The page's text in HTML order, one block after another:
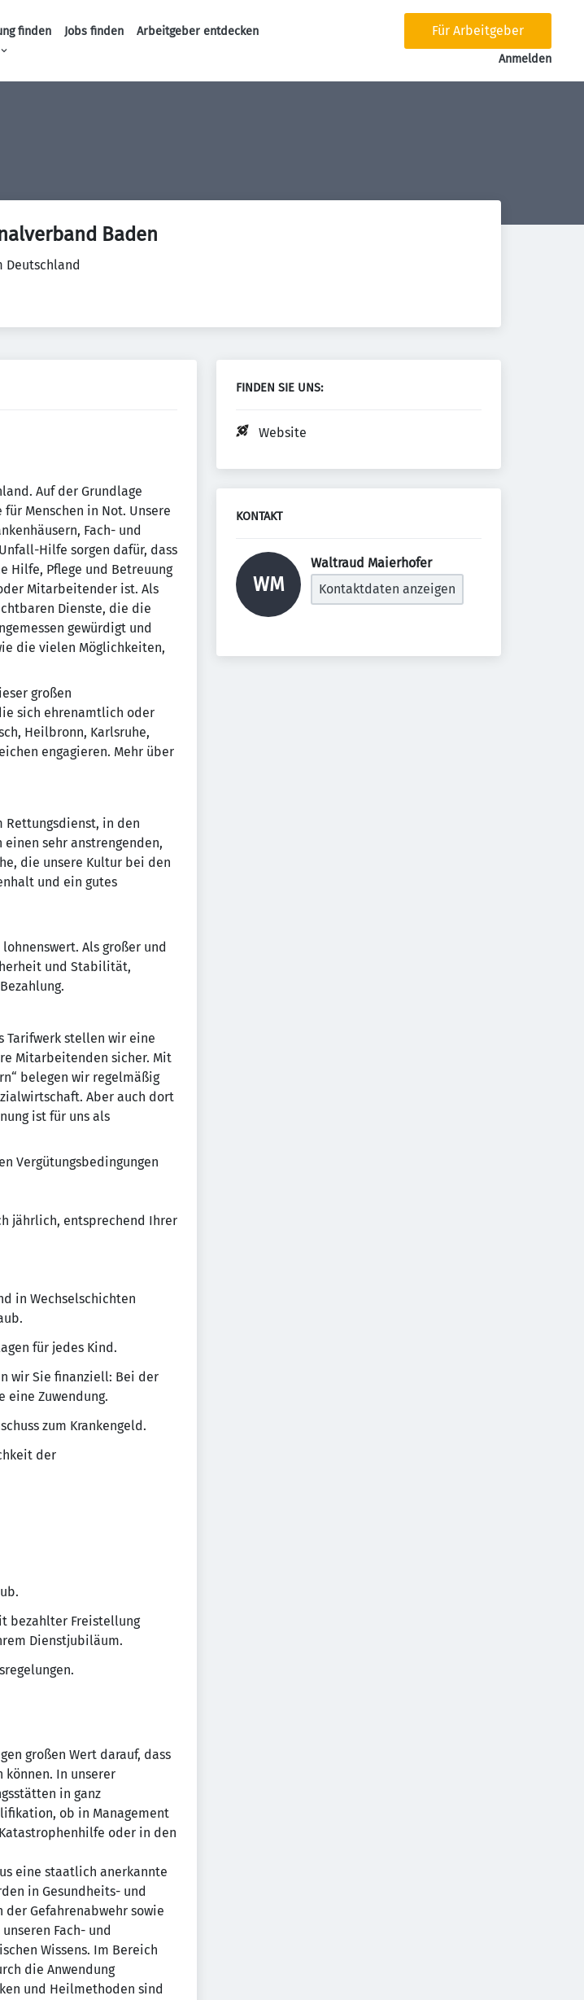
finden Jobs finden
Arbeitgeber entdecken
Für Arbeitgeber
Anmelden
Baden
Deutschland
Auf der Grundlage
Menschen in Not. Unsere
Fach- und
Hilfe sorgen dafür, dass
Hilfe, Pflege und Betreuung
Mitarbeitender ist. Als
Dienste, die die
gewürdigt und
die vielen Möglichkeiten,
großen
sich ehrenamtlich oder
Heilbronn, Karlsruhe,
engagieren. Mehr über
in den
sehr anstrengenden,
die unsere Kultur bei den
und ein gutes
Als großer und
und Stabilität,
Tarifwerk stellen wir eine
Mitarbeitenden sicher. Mit
belegen wir regelmäßig
Aber auch dort
ist für uns als
Vergütungsbedingungen
jährlich, entsprechend Ihrer
in Wechselschichten
für jedes Kind.
wir Sie finanziell: Bei der
eine Zuwendung.
zum Krankengeld.
der
bezahlter Freistellung
Dienstjubiläum.
großen Wert darauf, dass
In unserer
in ganz
ob in Management
oder in den
eine staatlich anerkannte
in Gesundheits- und
der Gefahrenabwehr sowie
Fach- und
Wissens. Im Bereich
die Anwendung
und Heilmethoden sind
FINDEN SIE UNS:
Website
KONTAKT
WM
Waltraud Maierhofer
Kontaktdaten anzeigen